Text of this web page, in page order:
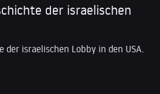
der israelischen
israelischen Lobby in den USA.